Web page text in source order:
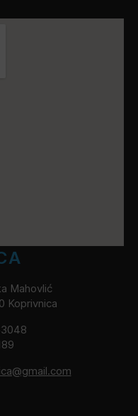
Mahovlić
Koprivnica